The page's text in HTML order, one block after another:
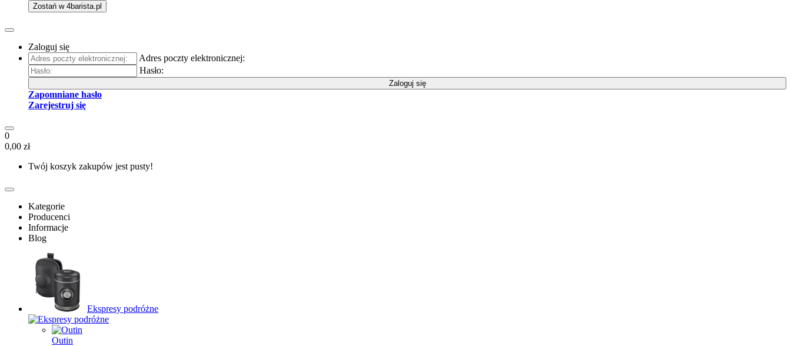
Zostań w 4barista.pl
Zaloguj się
Adres poczty elektronicznej:
Hasło:
Zaloguj się
Zapomniane hasło
Zarejestruj się
0
0,00 zł
Twój koszyk zakupów jest pusty!
Kategorie
Producenci
Informacje
Blog
Ekspresy podróżne
Outin